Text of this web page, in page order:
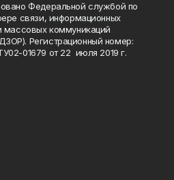
Федеральной службой по
связи, информационных
массовых коммуникаций
Регистрационный номер:
01679 от 22 июля 2019 г.